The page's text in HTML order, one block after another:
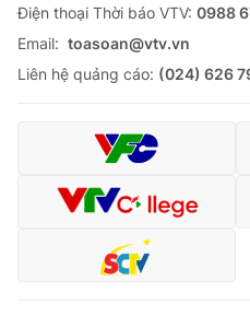
Ðiện thoại Thời báo VTV: 0988
Email: toasoan@vtv.vn
Liên hệ quảng cáo: (024) 626